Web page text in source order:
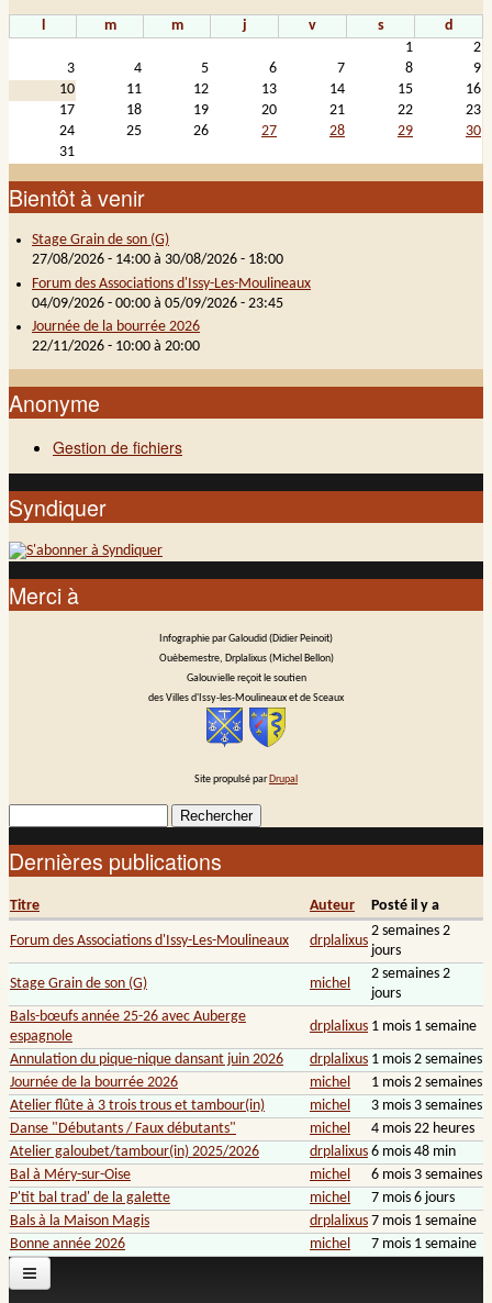
m m j v s
d
1
2
3
4 5 6 7 8
9
10
11 12 13 14 15
16
17
18 19 20 21 22
23
24
25 26 27 28 29
30
31
Bientôt à venir
Stage Grain de son (G)
27/08/2026 - 14:00 à 30/08/2026 - 18:00
Forum des Associations d'Issy-Les-Moulineaux
04/09/2026 - 00:00 à 05/09/2026 - 23:45
Journée de la bourrée 2026
22/11/2026 - 10:00 à 20:00
Anonyme
Gestion de fichiers
Syndiquer
Merci à
Infographie par Galoudid (Didier Peinoit)
Ouèbemestre, Drplalixus (Michel Bellon)
Galouvielle reçoit le soutien
des Villes d'Issy-les-Moulineaux et de Sceaux
Site propulsé parDrupal
Formulaire de recherche
Dernières publications
Titre Auteur Posté il y a
Forum des Associations d'Issy-Les-Moulineaux drplalixus
2 semaines 2
jours
Stage Grain de son (G)
michel
2 semaines 2
jours
Bals-bœufs année 25-26 avec Auberge
espagnole
drplalixus 1 mois 1 semaine
Annulation du pique-nique dansant juin 2026
drplalixus 1 mois 2 semaines
Journée de la bourrée 2026
michel
1 mois 2 semaines
Atelier flûte à 3 trois trous et tambour(in)
michel
3 mois 3 semaines
Danse "Débutants / Faux débutants"
michel
4 mois 22 heures
Atelier galoubet/tambour(in) 2025/2026
drplalixus 6 mois 48 min
Bal à Méry-sur-Oise
michel
6 mois 3 semaines
P'tit bal trad' de la galette
michel
7 mois 6 jours
Bals à la Maison Magis
drplalixus 7 mois 1 semaine
Bonne année 2026
michel 7 mois 1 semaine